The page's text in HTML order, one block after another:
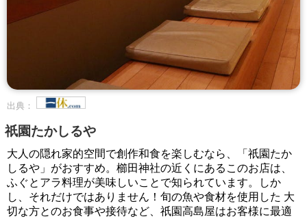
出典：
祇園たかしるや
大人の隠れ家的空間で創作和食を楽しむなら、「祇園たか
しるや」がおすすめ。櫛田神社の近くにあるこのお店は、
ふぐとアラ料理が美味しいことで知られています。しか
し、それだけではありません！旬の魚や食材を使用した 大
切な方とのお食事や接待など、祇園高島屋はお客様に最適